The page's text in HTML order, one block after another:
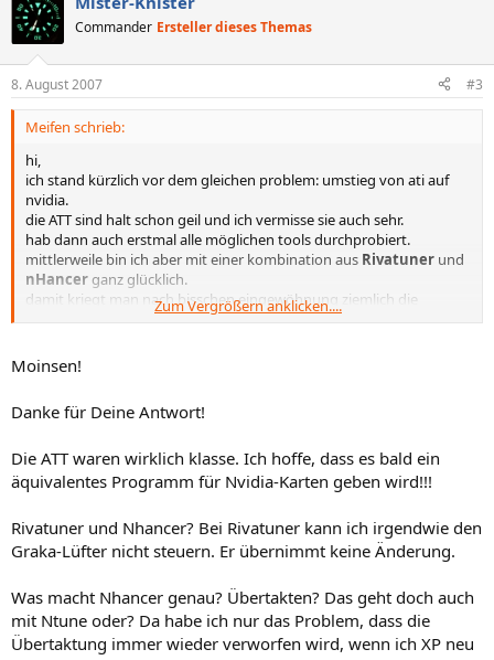
Commander Ersteller dieses Themas
8. August 2007 #3
Meifen schrieb:
hi,
ich stand kürzlich vor dem gleichen problem: umstieg von ati auf
nvidia.
die ATT sind halt schon geil und ich vermisse sie auch sehr.
hab dann auch erstmal alle möglichen tools durchprobiert.
mittlerweile bin ich aber mit einer kombination aus Rivatuner und
nHancer ganz glücklich.
damit kriegt man nach bisschen eingewöhnung ziemlich die
gleichen funktionen wie mit ATT hin.
Zum Vergrößern anklicken....
Moinsen!
Danke für Deine Antwort!
Die ATT waren wirklich klasse. Ich hoffe, dass es bald ein
äquivalentes Programm für Nvidia-Karten geben wird!!!
Rivatuner und Nhancer? Bei Rivatuner kann ich irgendwie den
Graka-Lüfter nicht steuern. Er übernimmt keine Änderung.
Was macht Nhancer genau? Übertakten? Das geht doch auch
mit Ntune oder? Da habe ich nur das Problem, dass die
Übertaktung immer wieder verworfen wird, wenn ich XP neu